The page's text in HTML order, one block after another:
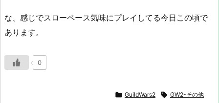
な、感じでスローペース気味にプレイしてる今日この頃で
あります。
0
 GuildWars2  GW2-その他